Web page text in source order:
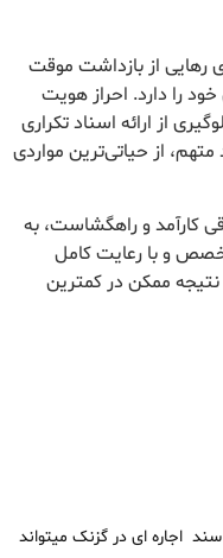
رهایی از بازداشت موقت
را دارد. احراز هویت
از ارائه اسناد تکراری
از حیاتی‌ترین مواردی
کارآمد و راهگشاست، به
و با رعایت کامل
نتیجه ممکن در کمترین
اجاره ای در گزنک میتواند